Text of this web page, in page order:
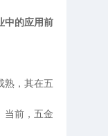
中的应用前
熟，其在五
当前，五金